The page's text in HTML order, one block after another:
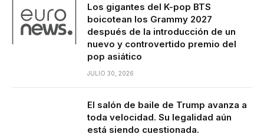
Los gigantes del K-pop BTS
boicotean los Grammy 2027
después de la introducción de un
nuevo y controvertido premio del
pop asiático
JULIO 30, 2026
El salón de baile de Trump avanza a
toda velocidad. Su legalidad aún
está siendo cuestionada.